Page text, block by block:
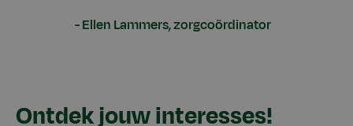
Ellen Lammers, zorgcoördinator
Ontdek jouw interesses!